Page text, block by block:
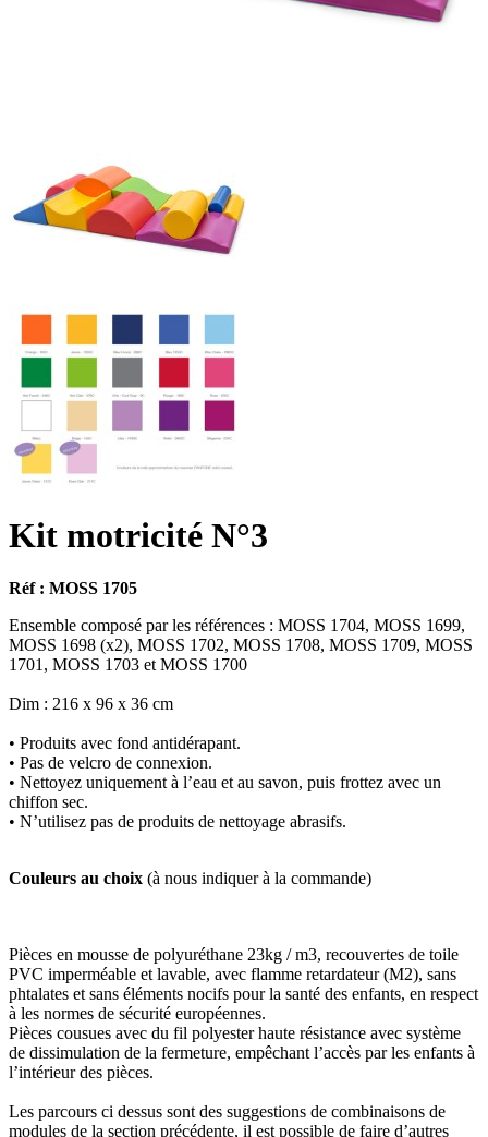
Kit motricité N°3
Réf : MOSS 1705
Ensemble composé par les références : MOSS 1704, MOSS 1699,
MOSS 1698 (x2), MOSS 1702, MOSS 1708, MOSS 1709, MOSS
1701, MOSS 1703 et MOSS 1700
Dim : 216 x 96 x 36 cm
• Produits avec fond antidérapant.
• Pas de velcro de connexion.
• Nettoyez uniquement à l’eau et au savon, puis frottez avec un
chiffon sec.
• N’utilisez pas de produits de nettoyage abrasifs.
Couleurs au choix (à nous indiquer à la commande)
Pièces en mousse de polyuréthane 23kg / m3, recouvertes de toile
PVC imperméable et lavable, avec flamme retardateur (M2), sans
phtalates et sans éléments nocifs pour la santé des enfants, en respect
à les normes de sécurité européennes.
Pièces cousues avec du fil polyester haute résistance avec système
de dissimulation de la fermeture, empêchant l’accès par les enfants à
l’intérieur des pièces.
Les parcours ci dessus sont des suggestions de combinaisons de
modules de la section précédente, il est possible de faire d’autres